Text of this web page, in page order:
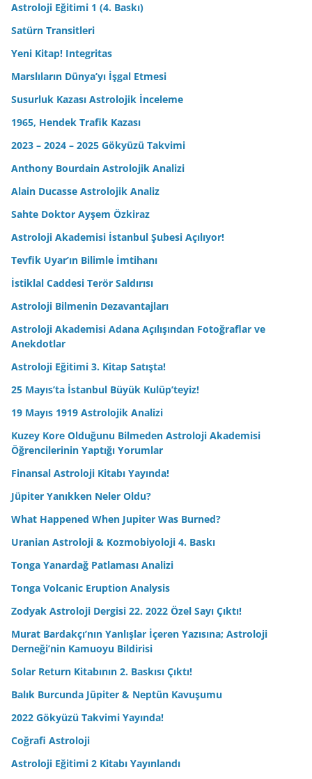
Astroloji Eğitimi 1 (4. Baskı)
Satürn Transitleri
Yeni Kitap! Integritas
Marslıların Dünya’yı İşgal Etmesi
Susurluk Kazası Astrolojik İnceleme
1965, Hendek Trafik Kazası
2023 – 2024 – 2025 Gökyüzü Takvimi
Anthony Bourdain Astrolojik Analizi
Alain Ducasse Astrolojik Analiz
Sahte Doktor Ayşem Özkiraz
Astroloji Akademisi İstanbul Şubesi Açılıyor!
Tevfik Uyar’ın Bilimle İmtihanı
İstiklal Caddesi Terör Saldırısı
Astroloji Bilmenin Dezavantajları
Astroloji Akademisi Adana Açılışından Fotoğraflar ve
Anekdotlar
Astroloji Eğitimi 3. Kitap Satışta!
25 Mayıs’ta İstanbul Büyük Kulüp’teyiz!
19 Mayıs 1919 Astrolojik Analizi
Kuzey Kore Olduğunu Bilmeden Astroloji Akademisi
Öğrencilerinin Yaptığı Yorumlar
Finansal Astroloji Kitabı Yayında!
Jüpiter Yanıkken Neler Oldu?
What Happened When Jupiter Was Burned?
Uranian Astroloji & Kozmobiyoloji 4. Baskı
Tonga Yanardağ Patlaması Analizi
Tonga Volcanic Eruption Analysis
Zodyak Astroloji Dergisi 22. 2022 Özel Sayı Çıktı!
Murat Bardakçı’nın Yanlışlar İçeren Yazısına; Astroloji
Derneği’nin Kamuoyu Bildirisi
Solar Return Kitabının 2. Baskısı Çıktı!
Balık Burcunda Jüpiter & Neptün Kavuşumu
2022 Gökyüzü Takvimi Yayında!
Coğrafi Astroloji
Astroloji Eğitimi 2 Kitabı Yayınlandı